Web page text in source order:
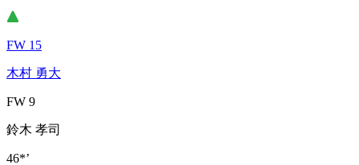
FW 15
木村 勇大
FW 9
鈴木 孝司
46*’